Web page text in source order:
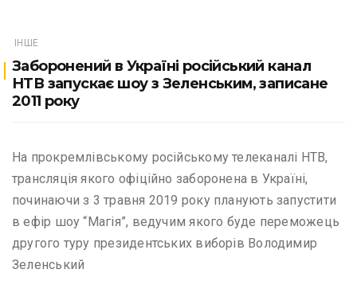
ІНШЕ
Заборонений в Україні російський канал
НТВ запускає шоу з Зеленським, записане
2011 року
На прокремлівському російському телеканалі НТВ,
трансляція якого офіційно заборонена в Україні,
починаючи з 3 травня 2019 року планують запустити
в ефір шоу “Магія”, ведучим якого буде переможець
другого туру президентських виборів Володимир
Зеленський